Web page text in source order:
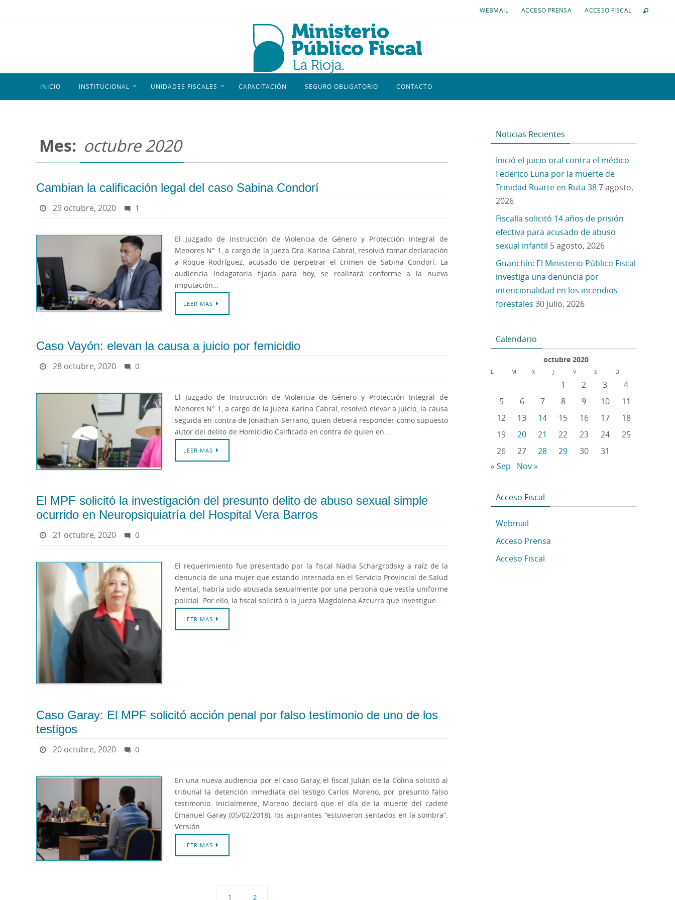
WEBMAIL ACCESO PRENSA ACCESO FISCAL
INICIO INSTITUCIONAL UNIDADES FISCALES CAPACITACIÓN SEGURO OBLIGATORIO CONTACTO
Mes: octubre 2020
Cambian la calificación legal del caso Sabina Condorí
29 octubre, 2020 1
El Juzgado de Instrucción de Violencia de Género y Protección Integral de
Menores N° 1, a cargo de la jueza Dra. Karina Cabral, resolvió tomar declaración
a Roque Rodríguez, acusado de perpetrar el crimen de Sabina Condorí. La
audiencia indagatoria fijada para hoy, se realizará conforme a la nueva
imputación…
LEER MAS
Caso Vayón: elevan la causa a juicio por femicidio
28 octubre, 2020 0
El Juzgado de Instrucción de Violencia de Género y Protección Integral de
Menores N° 1, a cargo de la jueza Karina Cabral, resolvió elevar a juicio, la causa
seguida en contra de Jonathan Serrano, quien deberá responder como supuesto
autor del delito de Homicidio Calificado en contra de quien en…
LEER MAS
El MPF solicitó la investigación del presunto delito de abuso sexual simple
ocurrido en Neuropsiquiatría del Hospital Vera Barros
21 octubre, 2020 0
El requerimiento fue presentado por la fiscal Nadia Schargrodsky a raíz de la
denuncia de una mujer que estando internada en el Servicio Provincial de Salud
Mental, habría sido abusada sexualmente por una persona que vestía uniforme
policial. Por ello, la fiscal solicitó a la jueza Magdalena Azcurra que investigue…
LEER MAS
Caso Garay: El MPF solicitó acción penal por falso testimonio de uno de los
testigos
20 octubre, 2020 0
En una nueva audiencia por el caso Garay, el fiscal Julián de la Colina solicitó al
tribunal la detención inmediata del testigo Carlos Moreno, por presunto falso
testimonio. Inicialmente, Moreno declaró que el día de la muerte del cadete
Emanuel Garay (05/02/2018), los aspirantes “estuvieron sentados en la sombra”.
Versión…
LEER MAS
1 2
Noticias Recientes
Inició el juicio oral contra el médico
Federico Luna por la muerte de
Trinidad Ruarte en Ruta 387 agosto,
2026
Fiscalía solicitó 14 años de prisión
efectiva para acusado de abuso
sexual infantil 5 agosto, 2026
Guanchín: El Ministerio Público Fiscal
investiga una denuncia por
intencionalidad en los incendios
forestales 30 julio, 2026
Calendario
octubre 2020
L M X J V S D
1 2 3
4
5
6 7 8 9 10
11
12
13 14 15 16 17
18
19
20 21 22 23 24
25
26
27 28 29 30
31
« Sep
Nov »
Acceso Fiscal
Webmail
Acceso Prensa
Acceso Fiscal